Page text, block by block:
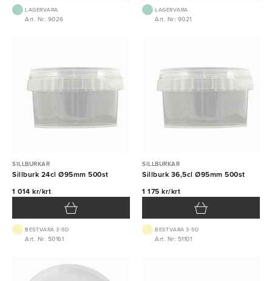
LAGERVARA
Art. Nr: 9026
LAGERVARA
Art. Nr: 9021
SILLBURKAR
Sillburk 24cl Ø95mm 500st
1 014 kr/krt
BEST.VARA 3-5D
Art. Nr: 50161
SILLBURKAR
Sillburk 36,5cl Ø95mm 500st
1 175 kr/krt
BEST.VARA 3-5D
Art. Nr: 51101